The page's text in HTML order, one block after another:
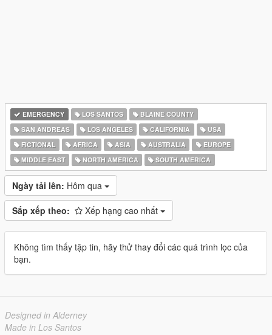
EMERGENCY LOS SANTOS
BLAINE COUNTY
SAN ANDREAS
LOS ANGELES CALIFORNIA
USA
FICTIONAL
AFRICA ASIA AUSTRALIA
EUROPE
MIDDLE EAST
NORTH AMERICA SOUTH AMERICA
Ngày tải lên: Hôm qua
Sắp xếp theo: Xếp hạng cao nhất
Không tìm thấy tập tin, hãy thử thay đổi các quá trình lọc của
bạn.
Designed in Alderney
Made in Los Santos